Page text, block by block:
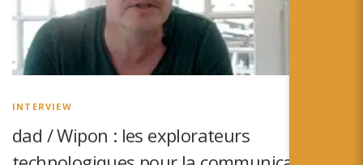
INTERVIEW
dad / Wipon : les explorateurs